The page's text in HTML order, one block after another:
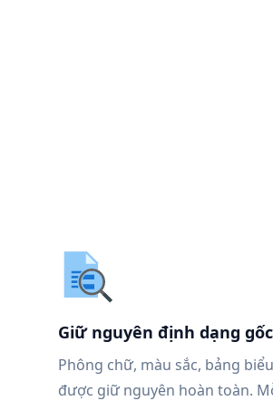
Giữ nguyên định dạng gốc
Phông chữ, màu sắc, bảng
được giữ nguyên hoàn toàn.